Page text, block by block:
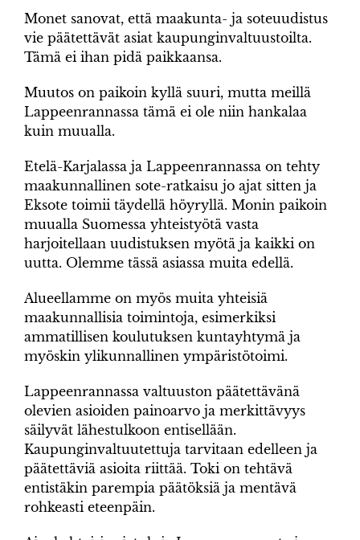
​Monet sanovat, että maakunta- ja soteuudistus
vie päätettävät asiat kaupunginvaltuustoilta.
Tämä ei ihan pidä paikkaansa.
Muutos on paikoin kyllä suuri, mutta meillä
Lappeenrannassa tämä ei ole niin hankalaa
kuin muualla.
Etelä-Karjalassa ja Lappeenrannassa on tehty
maakunnallinen sote-ratkaisu jo ajat sitten ja
Eksote toimii täydellä höyryllä. Monin paikoin
muualla Suomessa yhteistyötä vasta
harjoitellaan uudistuksen myötä ja kaikki on
uutta. Olemme tässä asiassa muita edellä.
Alueellamme on myös muita yhteisiä
maakunnallisia toimintoja, esimerkiksi
ammatillisen koulutuksen kuntayhtymä ja
myöskin ylikunnallinen ympäristötoimi.
Lappeenrannassa valtuuston päätettävänä
olevien asioiden painoarvo ja merkittävyys
säilyvät lähestulkoon entisellään.
Kaupunginvaltuutettuja tarvitaan edelleen ja
päätettäviä asioita riittää. Toki on tehtävä
entistäkin parempia päätöksiä ja mentävä
rohkeasti eteenpäin.